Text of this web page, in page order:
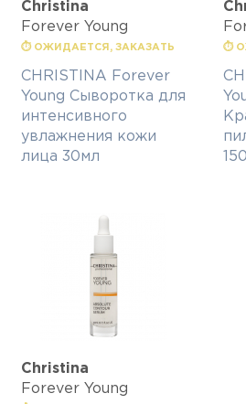
Christina
Forever Young
⏱ ОЖИДАЕТСЯ, ЗАКАЗАТЬ
CHRISTINA Forever
Young Сыворотка для
интенсивного
увлажнения кожи
лица 30мл
⏱
Christina
Forever Young